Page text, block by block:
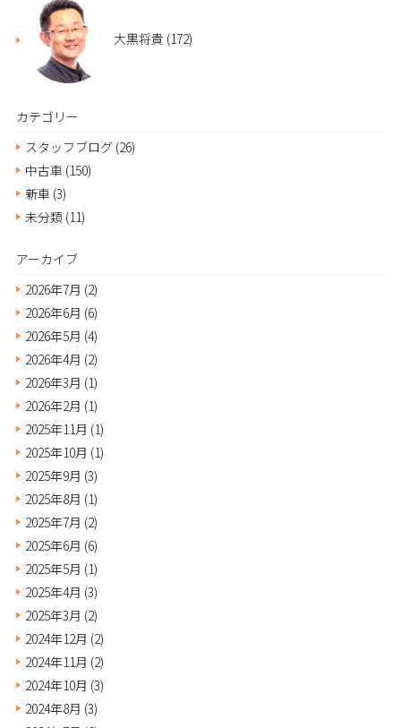
大黒将貴 (172)
カテゴリー
スタッフブログ (26)
中古車 (150)
新車 (3)
未分類 (11)
アーカイブ
2026年7月 (2)
2026年6月 (6)
2026年5月 (4)
2026年4月 (2)
2026年3月 (1)
2026年2月 (1)
2025年11月 (1)
2025年10月 (1)
2025年9月 (3)
2025年8月 (1)
2025年7月 (2)
2025年6月 (6)
2025年5月 (1)
2025年4月 (3)
2025年3月 (2)
2024年12月 (2)
2024年11月 (2)
2024年10月 (3)
2024年8月 (3)